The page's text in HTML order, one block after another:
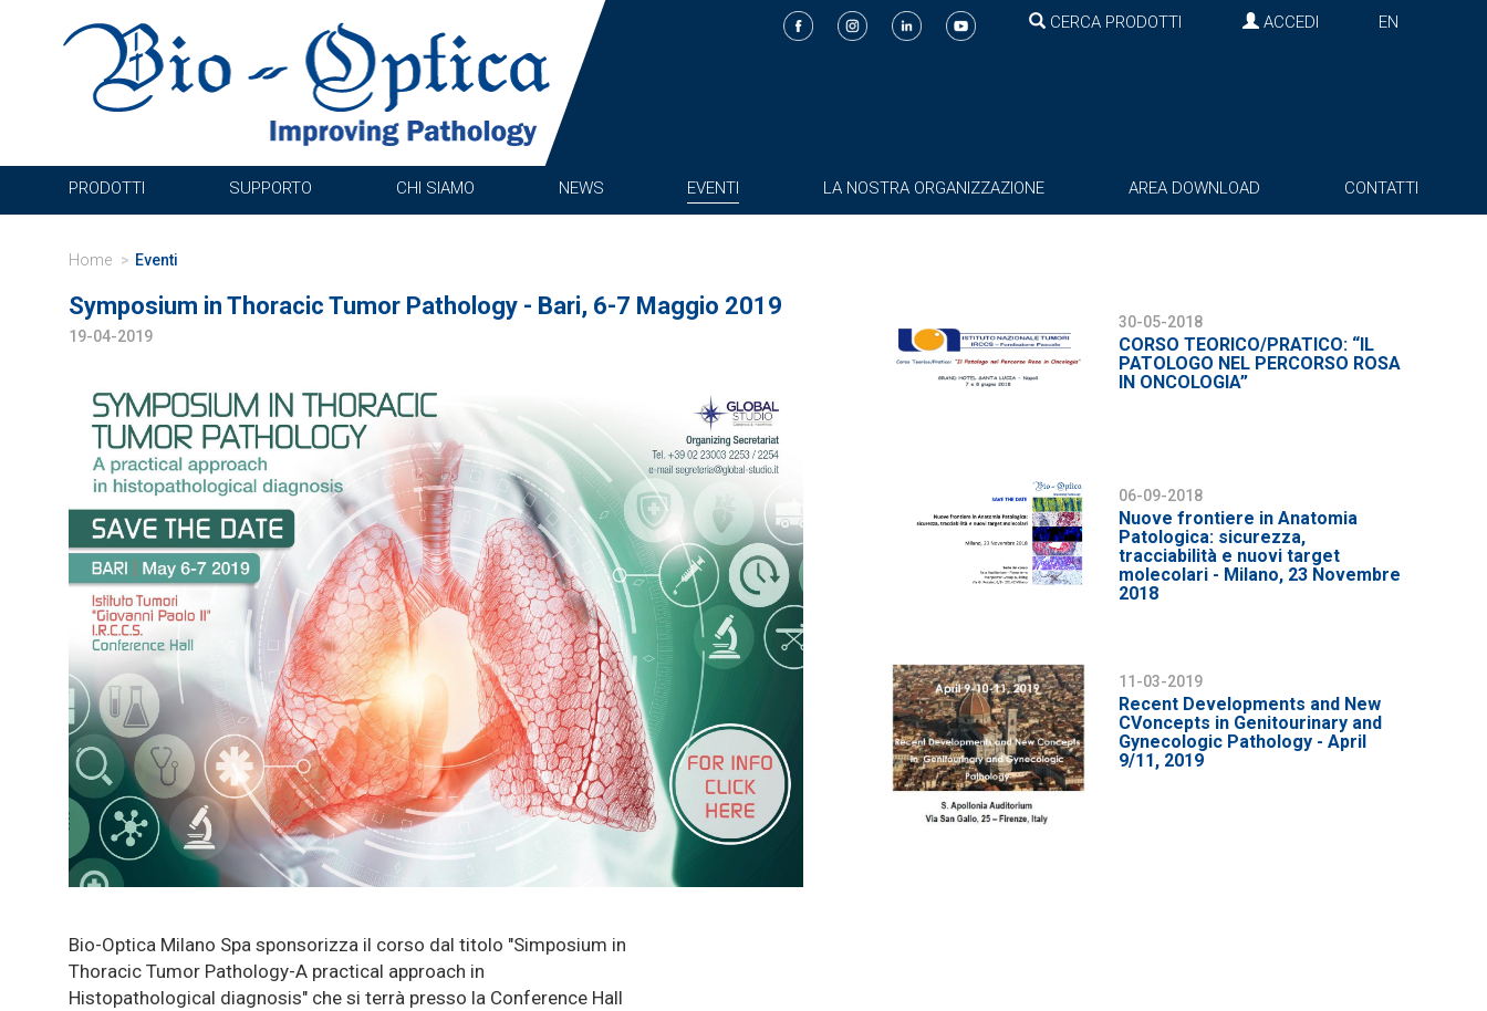
CERCA PRODOTTI ACCEDI EN
PRODOTTI SUPPORTO CHI SIAMO NEWS EVENTI LA NOSTRA ORGANIZZAZIONE AREA DOWNLOAD CONTATTI
Home Eventi
Symposium in Thoracic Tumor Pathology - Bari, 6-7 Maggio 2019
19-04-2019
Bio-Optica Milano Spa sponsorizza il corso dal titolo "Simposium in
Thoracic Tumor Pathology-A practical approach in
Histopathological diagnosis" che si terrà presso la Conference Hall
30-05-2018
CORSO TEORICO/PRATICO: “IL
PATOLOGO NEL PERCORSO ROSA
IN ONCOLOGIA”
06-09-2018
Nuove frontiere in Anatomia
Patologica: sicurezza,
tracciabilità e nuovi target
molecolari - Milano, 23 Novembre
2018
11-03-2019
Recent Developments and New
CVoncepts in Genitourinary and
Gynecologic Pathology - April
9/11, 2019